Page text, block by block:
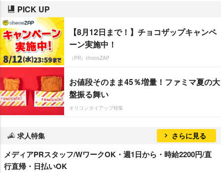
PICK UP
【8月12日まで！】チョコザップキャンペ
ーン実施中！
（PR）chocoZAP
お値段そのまま45％増量！ファミマ夏の大
盤振る舞い
オリコンタイアップ特集
求人特集 さらに見る
メディアPRスタッフ/WワークOK・週1日から・時給2200円/直
行直帰・日払いOK